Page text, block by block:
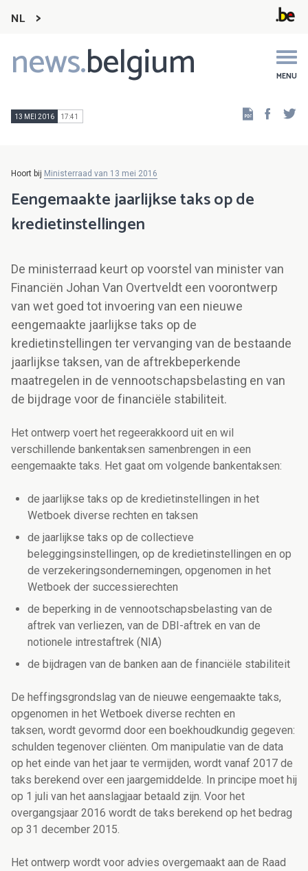
NL
news.belgium MENU
Main
navigation
13 MEI 2016 17:41
Hoort bij Ministerraad van 13 mei 2016
Eengemaakte jaarlijkse taks op de
kredietinstellingen
De ministerraad keurt op voorstel van minister van
Financiën Johan Van Overtveldt een voorontwerp
van wet goed tot invoering van een nieuwe
eengemaakte jaarlijkse taks op de
kredietinstellingen ter vervanging van de bestaande
jaarlijkse taksen, van de aftrekbeperkende
maatregelen in de vennootschapsbelasting en van
de bijdrage voor de financiële stabiliteit.
Het ontwerp voert het regeerakkoord uit en wil
verschillende bankentaksen samenbrengen in een
eengemaakte taks. Het gaat om volgende bankentaksen:
de jaarlijkse taks op de kredietinstellingen in het
Wetboek diverse rechten en taksen
de jaarlijkse taks op de collectieve
beleggingsinstellingen, op de kredietinstellingen en op
de verzekeringsondernemingen, opgenomen in het
Wetboek der successierechten
de beperking in de vennootschapsbelasting van de
aftrek van verliezen, van de DBI-aftrek en van de
notionele intrestaftrek (NIA)
de bijdragen van de banken aan de financiële stabiliteit
De heffingsgrondslag van de nieuwe eengemaakte taks,
opgenomen in het Wetboek diverse rechten en
taksen, wordt gevormd door een boekhoudkundig gegeven:
schulden tegenover cliënten. Om manipulatie van de data
op het einde van het jaar te vermijden, wordt vanaf 2017 de
taks berekend over een jaargemiddelde. In principe moet hij
op 1 juli van het aanslagjaar betaald zijn. Voor het
overgangsjaar 2016 wordt de taks berekend op het bedrag
op 31 december 2015.
Het ontwerp wordt voor advies overgemaakt aan de Raad